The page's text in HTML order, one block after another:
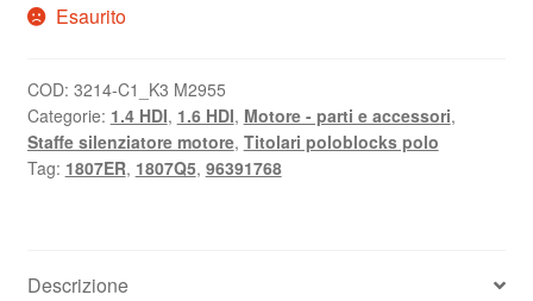
Esaurito
COD: 3214-C1_K3 M2955
Categorie: 1.4 HDI, 1.6 HDI, Motore - parti e accessori,
Staffe silenziatore motore, Titolari poloblocks polo
Tag: 1807ER, 1807Q5, 96391768
Descrizione